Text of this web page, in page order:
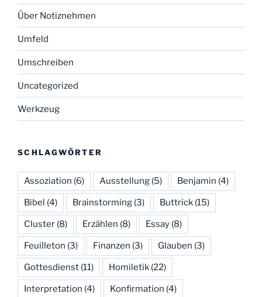
Über Notiznehmen
Umfeld
Umschreiben
Uncategorized
Werkzeug
SCHLAGWÖRTER
Assoziation (6) Ausstellung (5) Benjamin (4)
Bibel (4) Brainstorming (3) Buttrick (15)
Cluster (8) Erzählen (8) Essay (8)
Feuilleton (3) Finanzen (3) Glauben (3)
Gottesdienst (11) Homiletik (22)
Interpretation (4) Konfirmation (4)